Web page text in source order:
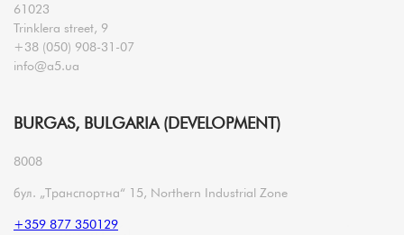
61023
Trinklera street, 9
+38 (050) 908-31-07
info@a5.ua
BURGAS, BULGARIA (DEVELOPMENT)
8008
бул. „Транспортна“ 15, Northern Industrial Zone
+359 877 350129